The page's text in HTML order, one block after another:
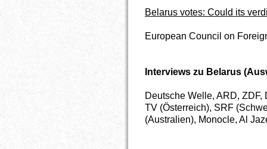
Belarus votes: Could its
European Council on
Interviews zu Belarus
Deutsche Welle, ARD,
TV (Österreich), SRF
(Australien), Monocle, Al